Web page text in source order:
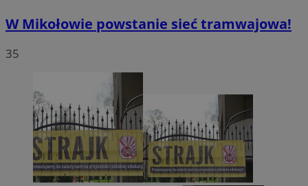
W Mikołowie powstanie sieć tramwajowa!
35